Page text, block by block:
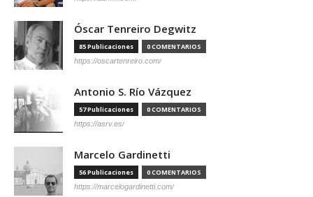
Óscar Tenreiro Degwitz
85 Publicaciones 0 COMENTARIOS
https://oscartenreiro.com/
Antonio S. Río Vázquez
57 Publicaciones 0 COMENTARIOS
https://asrv.es/
Marcelo Gardinetti
56 Publicaciones 0 COMENTARIOS
https://marcelogardinetti.com/